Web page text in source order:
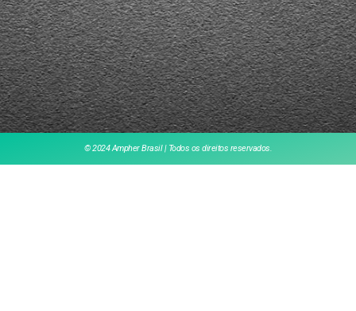
© 2024 Ampher Brasil | Todos os direitos reservados.